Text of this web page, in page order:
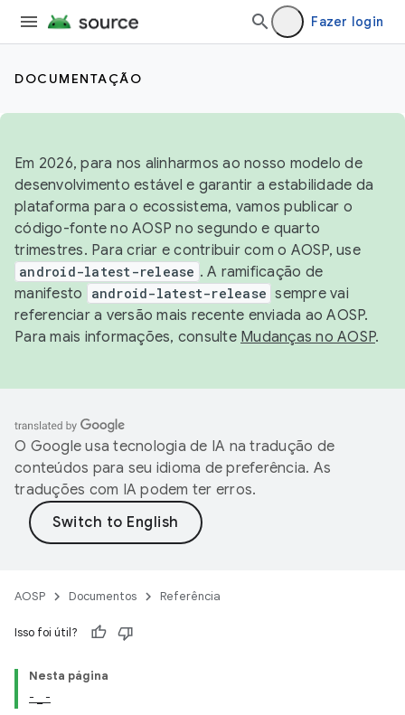
Fazer login
DOCUMENTAÇÃO
Em 2026, para nos alinharmos ao nosso modelo de
desenvolvimento estável e garantir a estabilidade da
plataforma para o ecossistema, vamos publicar o
código-fonte no AOSP no segundo e quarto
trimestres. Para criar e contribuir com o AOSP, use
android-latest-release . A ramificação de
manifesto
android-latest-release sempre vai
referenciar a versão mais recente enviada ao AOSP.
Para mais informações, consulte Mudanças no AOSP.
O Google usa tecnologia de IA na tradução de
conteúdos para seu idioma de preferência. As
traduções com IA podem ter erros.
AOSP Documentos Referência
Isso foi útil?
Nesta página
- _ -